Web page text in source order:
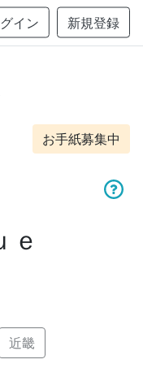
イン 新規登録
お手紙募集中
ｅ
近畿